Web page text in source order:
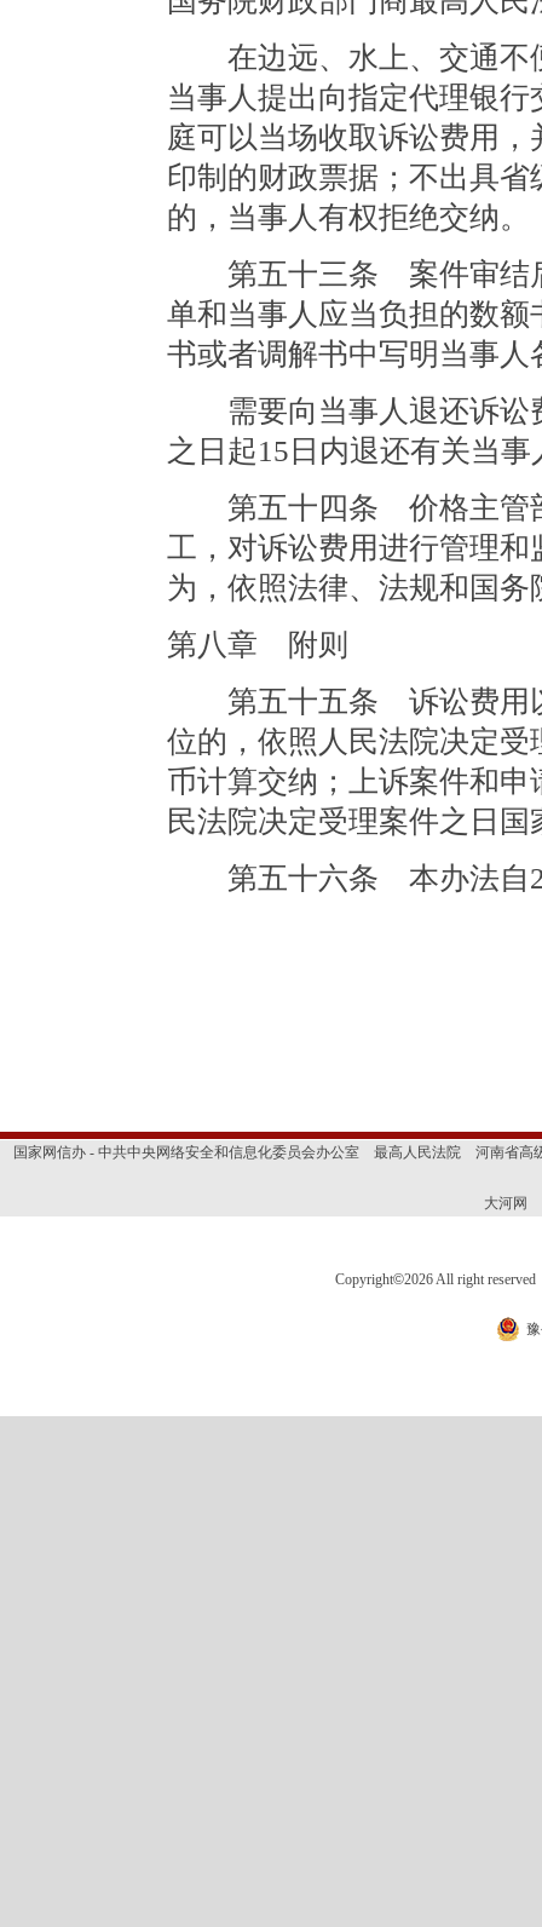
在边远、水上、交通不
当事人提出向指定代理银
庭可以当场收取诉讼费用
印制的财政票据；不出具
的，当事人有权拒绝交纳。
第五十三条 案件审结后
单和当事人应当负担的数
书或者调解书中写明当事
需要向当事人退还诉讼
之日起15日内退还有关当事
第五十四条 价格主管部
工，对诉讼费用进行管理
为，依照法律、法规和国
第八章 附则
第五十五条 诉讼费用以
位的，依照人民法院决定
币计算交纳；上诉案件和
民法院决定受理案件之日
第五十六条 本办法自
国家网信办 - 中共中央网络安全和信息化委员会办公室 最高人民法院 河南省高
大河网
Copyright©2026 All right